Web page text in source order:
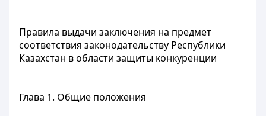
Правила выдачи заключения на предмет
соответствия законодательству Республики
Казахстан в области защиты конкуренции
Глава 1. Общие положения